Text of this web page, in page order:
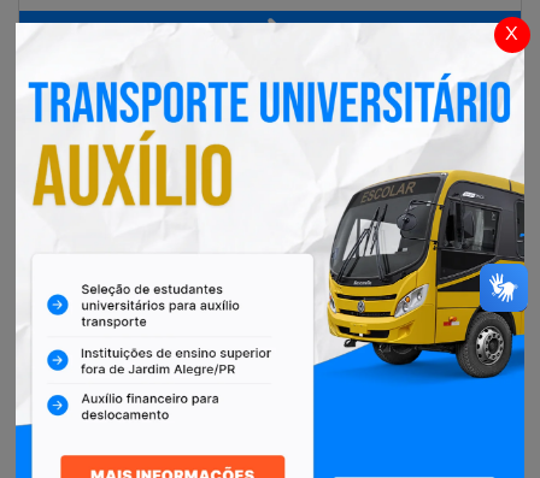
x
Radar Transparência Pública
Restituição de Contribuintes